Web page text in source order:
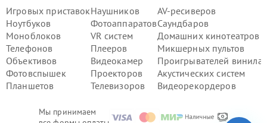
Мы принимаем
Игровых приставок
Ноутбуков
Моноблоков
Телефонов
Объективов
Фотовспышек
Планшетов
Наушников
Фотоаппаратов
VR систем
Плееров
Видеокамер
Проекторов
Телевизоров
AV-ресиверов
Саундбаров
Домашних кинотеатров
Микшерных пультов
Проигрывателей винила
Акустических систем
Видеорекордеров
SZ340P10 в г.Самара
Ремонт ноутбука Sony VAIO VGN-
SZ340P10 в г.
Пермь
Ремонт ноутбука Sony VAIO VGN-
SZ340P10 в г.
Красноярск
Ремонт ноутбука Sony VAIO VGN-
SZ340P10 в г.
Ижевск
Ремонт ноутбука Sony VAIO VGN-
SZ340P10 в г.
Ремонт ноутбука Sony VAIO VGN-